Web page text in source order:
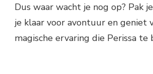
Dus waar wacht je nog op? Pak
je klaar voor avontuur en geniet
magische ervaring die Perissa te